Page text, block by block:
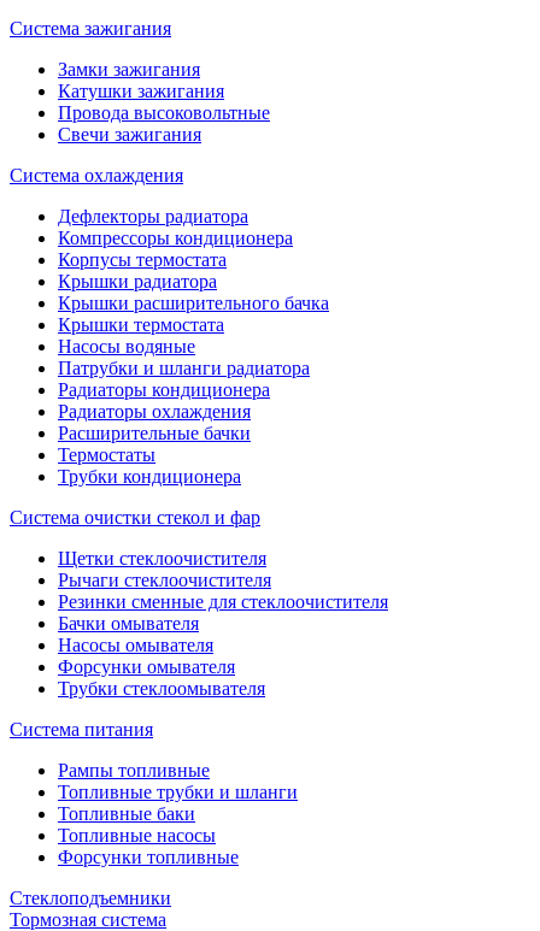
Система зажигания
Замки зажигания
Катушки зажигания
Провода высоковольтные
Свечи зажигания
Система охлаждения
Дефлекторы радиатора
Компрессоры кондиционера
Корпусы термостата
Крышки радиатора
Крышки расширительного бачка
Крышки термостата
Насосы водяные
Патрубки и шланги радиатора
Радиаторы кондиционера
Радиаторы охлаждения
Расширительные бачки
Термостаты
Трубки кондиционера
Система очистки стекол и фар
Щетки стеклоочистителя
Рычаги стеклоочистителя
Резинки сменные для стеклоочистителя
Бачки омывателя
Насосы омывателя
Форсунки омывателя
Трубки стеклоомывателя
Система питания
Рампы топливные
Топливные трубки и шланги
Топливные баки
Топливные насосы
Форсунки топливные
Стеклоподъемники
Тормозная система